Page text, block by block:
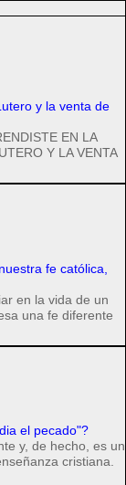
y la venta de
EN LA
Y LA VENTA
fe católica,
en la vida de un
una fe diferente
el pecado"?
y, de hecho, es un
cristiana.